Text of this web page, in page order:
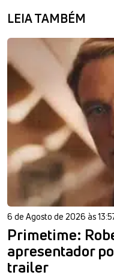
LEIA TAMBÉM
6 de Agosto de 2026 às
Primetime:
apresentador
trailer